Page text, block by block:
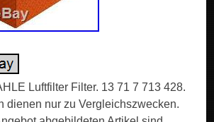
Luftfilter Filter. 13 71 7 713 428.
dienen nur zu Vergleichszwecken.